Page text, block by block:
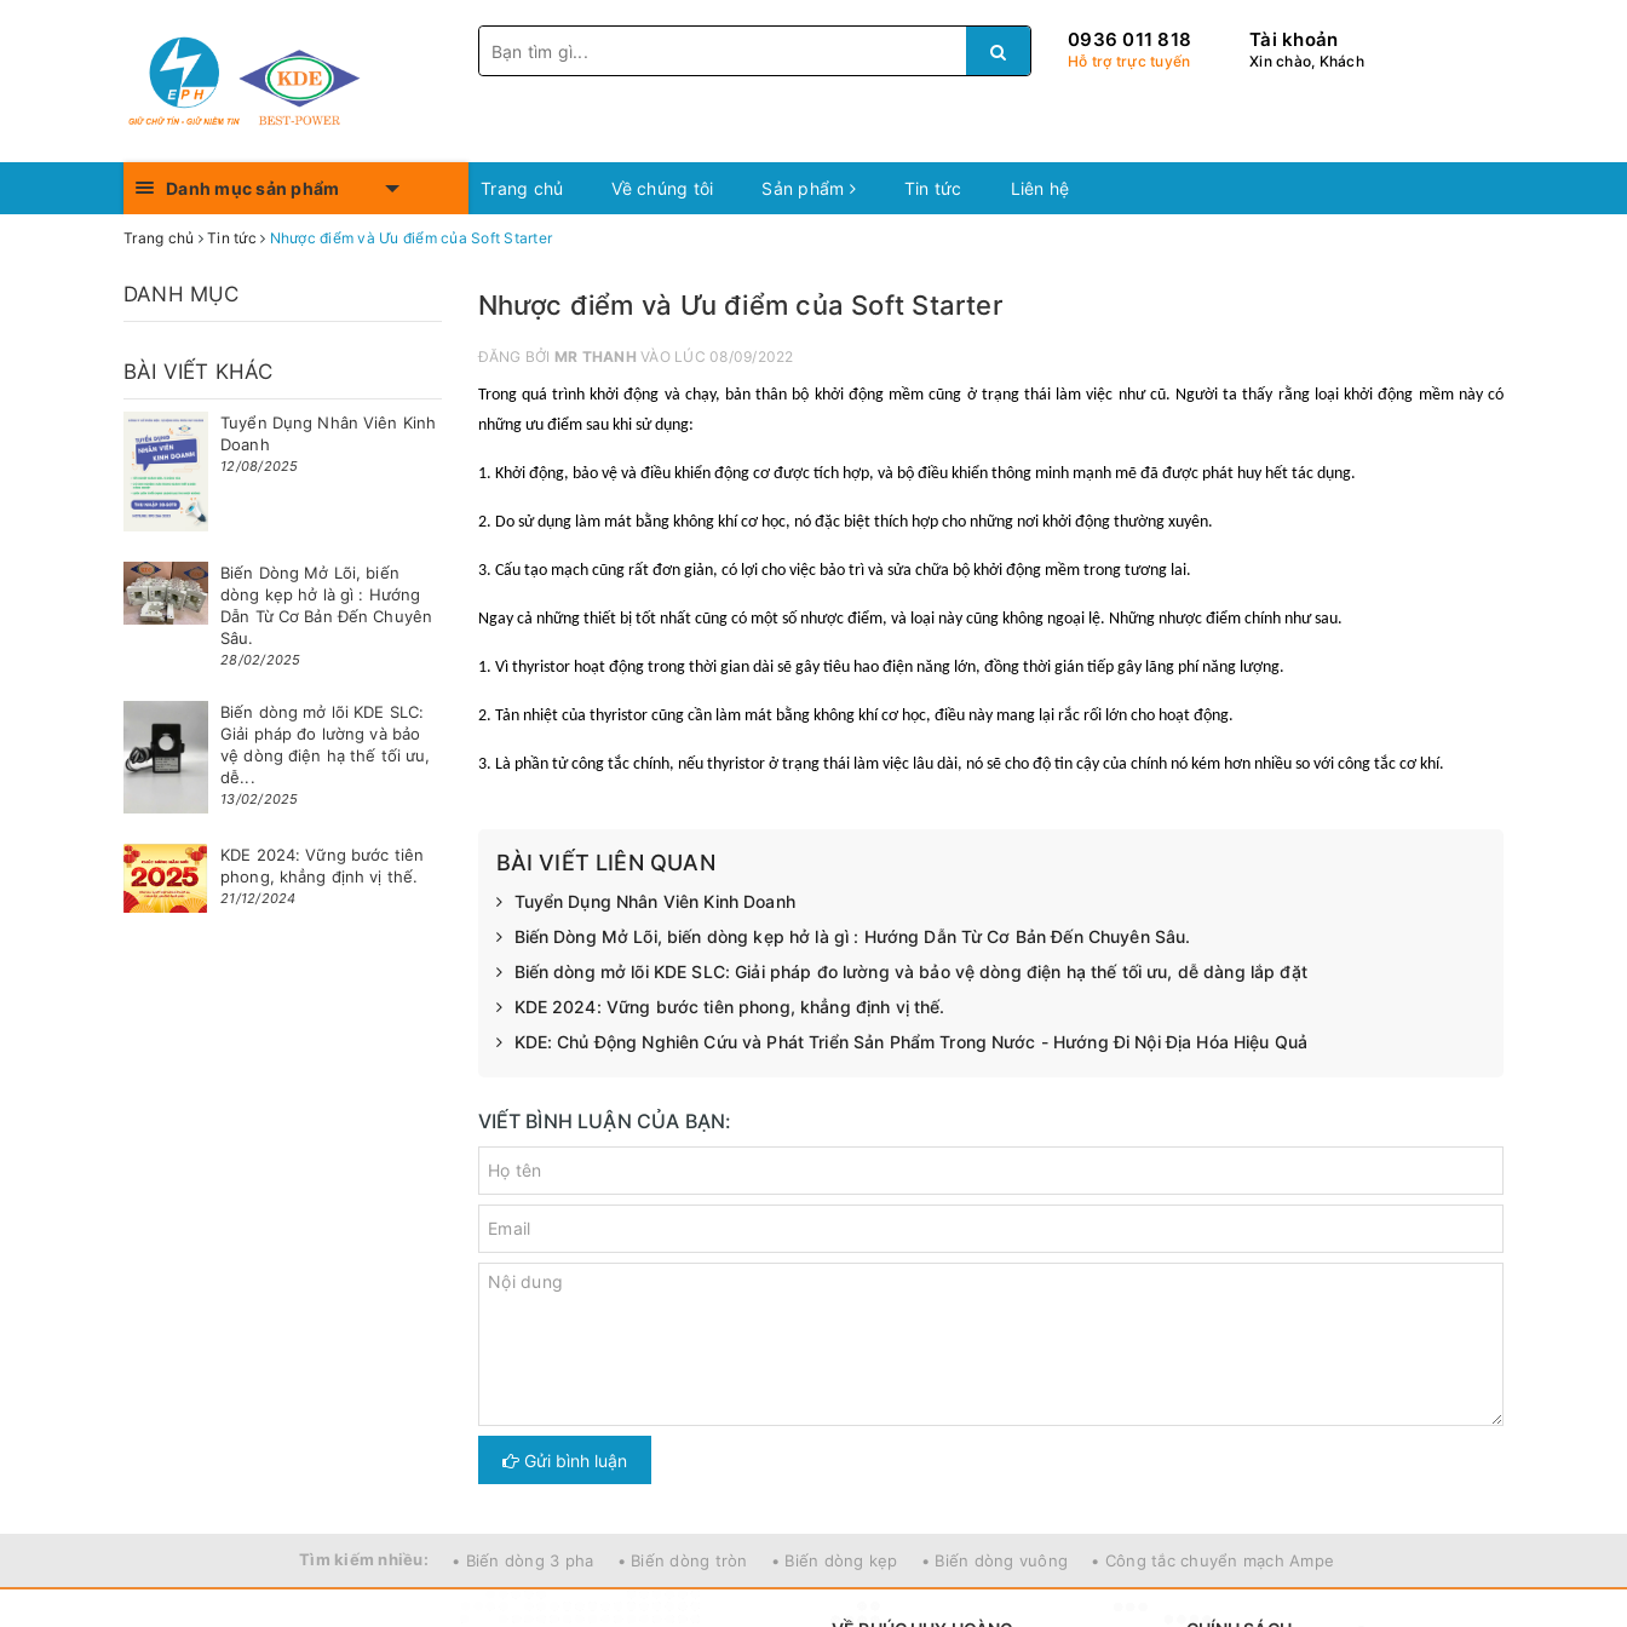
0936 011 818
Hỗ trợ trực tuyến
Tài khoản
Xin chào, Khách
Danh mục sản phẩm Trang chủ Về chúng tôi Sản phẩm Tin tức Liên hệ
Trang chủ Tin tức Nhược điểm và Ưu điểm của Soft Starter
Nhược điểm và Ưu điểm của Soft Starter
ĐĂNG BỞI MR THANH VÀO LÚC 08/09/2022
Trong quá trình khởi động và chạy, bản thân bộ khởi động mềm cũng ở trạng thái làm việc như cũ. Người ta thấy rằng loại khởi động mềm này có
những ưu điểm sau khi sử dụng:
1. Khởi động, bảo vệ và điều khiển động cơ được tích hợp, và bộ điều khiển thông minh mạnh mẽ đã được phát huy hết tác dụng.
2. Do sử dụng làm mát bằng không khí cơ học, nó đặc biệt thích hợp cho những nơi khởi động thường xuyên.
3. Cấu tạo mạch cũng rất đơn giản, có lợi cho việc bảo trì và sửa chữa bộ khởi động mềm trong tương lai.
Ngay cả những thiết bị tốt nhất cũng có một số nhược điểm, và loại này cũng không ngoại lệ. Những nhược điểm chính như sau.
1. Vì thyristor hoạt động trong thời gian dài sẽ gây tiêu hao điện năng lớn, đồng thời gián tiếp gây lãng phí năng lượng.
2. Tản nhiệt của thyristor cũng cần làm mát bằng không khí cơ học, điều này mang lại rắc rối lớn cho hoạt động.
3. Là phần tử công tắc chính, nếu thyristor ở trạng thái làm việc lâu dài, nó sẽ cho độ tin cậy của chính nó kém hơn nhiều so với công tắc cơ khí.
BÀI VIẾT LIÊN QUAN
Tuyển Dụng Nhân Viên Kinh Doanh
Biến Dòng Mở Lõi, biến dòng kẹp hở là gì : Hướng Dẫn Từ Cơ Bản Đến Chuyên Sâu.
Biến dòng mở lõi KDE SLC: Giải pháp đo lường và bảo vệ dòng điện hạ thế tối ưu, dễ dàng lắp đặt
KDE 2024: Vững bước tiên phong, khẳng định vị thế.
KDE: Chủ Động Nghiên Cứu và Phát Triển Sản Phẩm Trong Nước - Hướng Đi Nội Địa Hóa Hiệu Quả
VIẾT BÌNH LUẬN CỦA BẠN:
Gửi bình luận
DANH MỤC
BÀI VIẾT KHÁC
Tuyển Dụng Nhân Viên Kinh
Doanh
12/08/2025
Biến Dòng Mở Lõi, biến
dòng kẹp hở là gì : Hướng
Dẫn Từ Cơ Bản Đến Chuyên
Sâu.
28/02/2025
Biến dòng mở lõi KDE SLC:
Giải pháp đo lường và bảo
vệ dòng điện hạ thế tối ưu,
dễ...
13/02/2025
KDE 2024: Vững bước tiên
phong, khẳng định vị thế.
21/12/2024
Tìm kiếm nhiều: • Biến dòng 3 pha • Biến dòng tròn • Biến dòng kẹp • Biến dòng vuông • Công tắc chuyển mạch Ampe